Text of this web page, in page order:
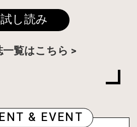
試し読み
覧はこちら
& EVENT